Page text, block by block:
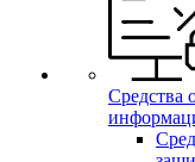
Средства